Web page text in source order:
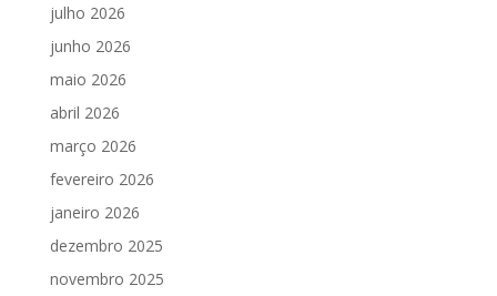
julho 2026
junho 2026
maio 2026
abril 2026
março 2026
fevereiro 2026
janeiro 2026
dezembro 2025
novembro 2025